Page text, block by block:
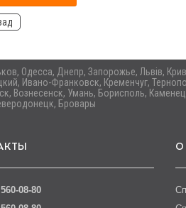
Одесса, Днепр, Запорожье, Львів,
Ивано-Франковск, Кременчуг,
Вознесенск, Умань, Борисполь,
Бровары
08-80
О